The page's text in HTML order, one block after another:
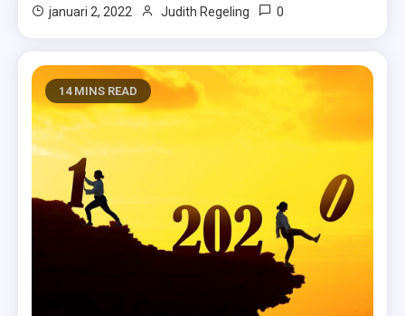
januari 2, 2022 Judith Regeling 0
14 MINS READ